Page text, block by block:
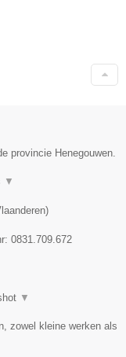
provincie Henegouwen.
▼
)
0831.709.672
▼
zowel kleine werken als